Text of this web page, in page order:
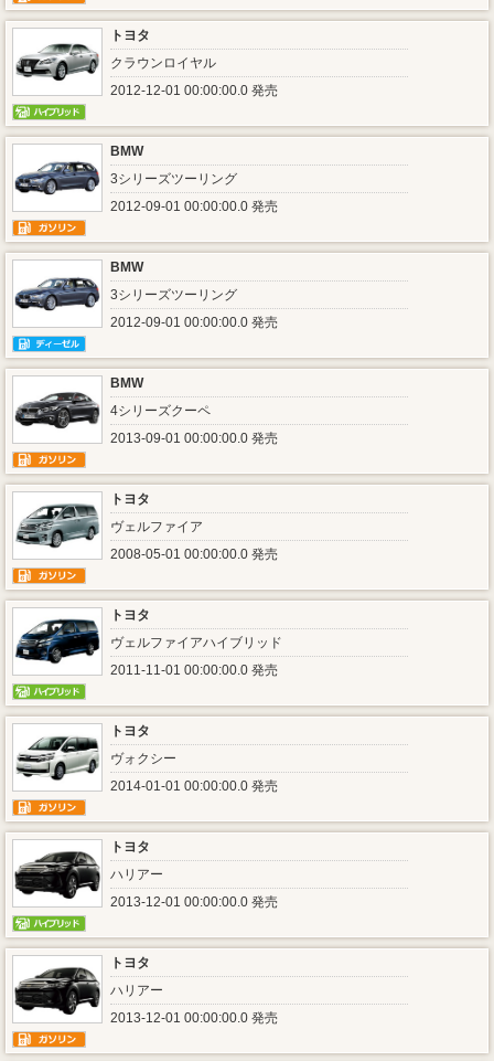
トヨタ
クラウンロイヤル
2012-12-01 00:00:00.0 発売
BMW
3シリーズツーリング
2012-09-01 00:00:00.0 発売
BMW
3シリーズツーリング
2012-09-01 00:00:00.0 発売
BMW
4シリーズクーペ
2013-09-01 00:00:00.0 発売
トヨタ
ヴェルファイア
2008-05-01 00:00:00.0 発売
トヨタ
ヴェルファイアハイブリッド
2011-11-01 00:00:00.0 発売
トヨタ
ヴォクシー
2014-01-01 00:00:00.0 発売
トヨタ
ハリアー
2013-12-01 00:00:00.0 発売
トヨタ
ハリアー
2013-12-01 00:00:00.0 発売